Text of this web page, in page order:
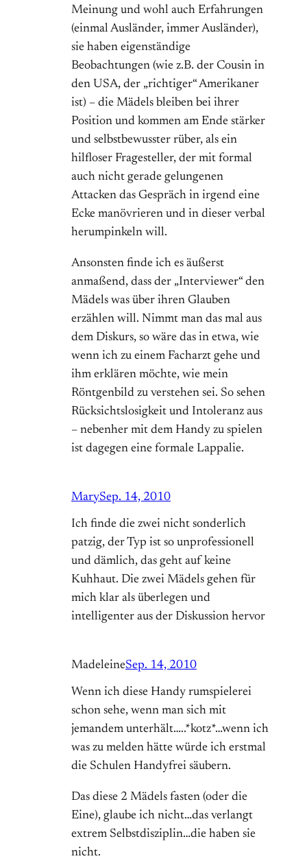
Meinung und wohl auch Erfahrungen
(einmal Ausländer, immer Ausländer),
sie haben eigenständige
Beobachtungen (wie z.B. der Cousin in
den USA, der „richtiger“ Amerikaner
ist) – die Mädels bleiben bei ihrer
Position und kommen am Ende stärker
und selbstbewusster rüber, als ein
hilfloser Fragesteller, der mit formal
auch nicht gerade gelungenen
Attacken das Gespräch in irgend eine
Ecke manövrieren und in dieser verbal
herumpinkeln will.
Ansonsten finde ich es äußerst
anmaßend, dass der „Interviewer“ den
Mädels was über ihren Glauben
erzählen will. Nimmt man das mal aus
dem Diskurs, so wäre das in etwa, wie
wenn ich zu einem Facharzt gehe und
ihm erklären möchte, wie mein
Röntgenbild zu verstehen sei. So sehen
Rücksichtslosigkeit und Intoleranz aus
– nebenher mit dem Handy zu spielen
ist dagegen eine formale Lappalie.
MarySep. 14, 2010
Ich finde die zwei nicht sonderlich
patzig, der Typ ist so unprofessionell
und dämlich, das geht auf keine
Kuhhaut. Die zwei Mädels gehen für
mich klar als überlegen und
intelligenter aus der Diskussion hervor
MadeleineSep. 14, 2010
Wenn ich diese Handy rumspielerei
schon sehe, wenn man sich mit
jemandem unterhält…..*kotz*…wenn ich
was zu melden hätte würde ich erstmal
die Schulen Handyfrei säubern.
Das diese 2 Mädels fasten (oder die
Eine), glaube ich nicht…das verlangt
extrem Selbstdisziplin…die haben sie
nicht.